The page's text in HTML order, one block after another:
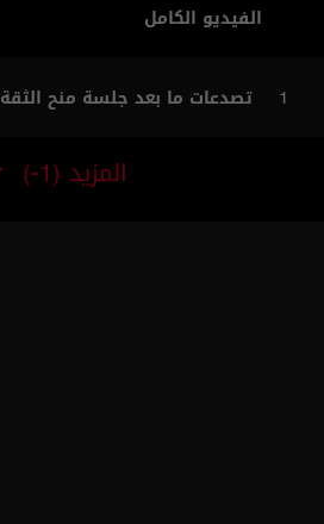
الفيديو الكامل
1 تصدعات ما بعد جلسة منح الثقة
المزيد (-1)